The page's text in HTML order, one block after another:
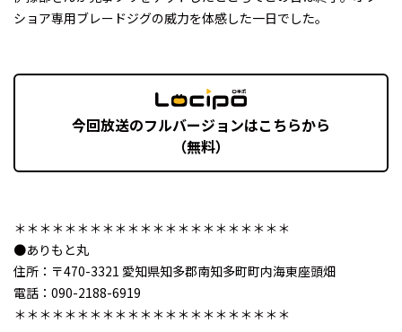
ショア専用ブレードジグの威力を体感した一日でした。
今回放送のフルバージョンはこちらから
（無料）
＊＊＊＊＊＊＊＊＊＊＊＊＊＊＊＊＊＊＊＊＊＊
●ありもと丸
住所：〒470-3321 愛知県知多郡南知多町町内海東座頭畑
電話：090-2188-6919
＊＊＊＊＊＊＊＊＊＊＊＊＊＊＊＊＊＊＊＊＊＊